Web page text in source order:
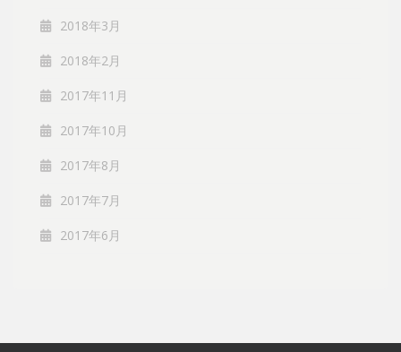
2018年3月
2018年2月
2017年11月
2017年10月
2017年8月
2017年7月
2017年6月